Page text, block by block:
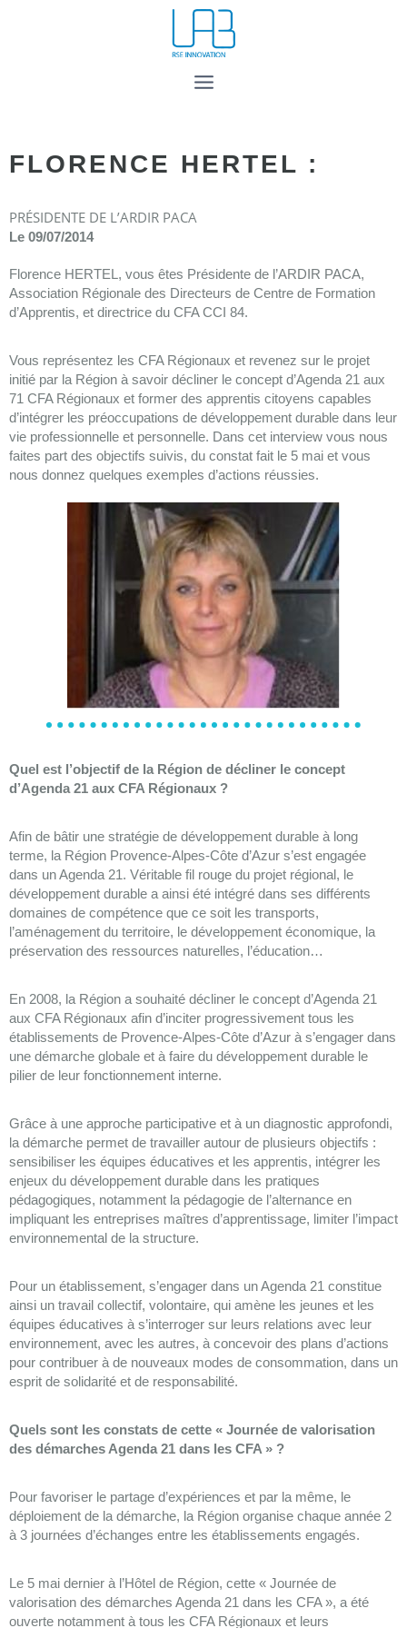
FLORENCE HERTEL :
PRÉSIDENTE DE L’ARDIR PACA
Le 09/07/2014
Florence HERTEL, vous êtes Présidente de l’ARDIR PACA,
Association Régionale des Directeurs de Centre de Formation
d’Apprentis, et directrice du CFA CCI 84.
Vous représentez les CFA Régionaux et revenez sur le projet
initié par la Région à savoir décliner le concept d’Agenda 21 aux
71 CFA Régionaux et former des apprentis citoyens capables
d’intégrer les préoccupations de développement durable dans leur
vie professionnelle et personnelle. Dans cet interview vous nous
faites part des objectifs suivis, du constat fait le 5 mai et vous
nous donnez quelques exemples d’actions réussies.
Quel est l’objectif de la Région de décliner le concept
d’Agenda 21 aux CFA Régionaux ?
Afin de bâtir une stratégie de développement durable à long
terme, la Région Provence-Alpes-Côte d’Azur s’est engagée
dans un Agenda 21. Véritable fil rouge du projet régional, le
développement durable a ainsi été intégré dans ses différents
domaines de compétence que ce soit les transports,
l’aménagement du territoire, le développement économique, la
préservation des ressources naturelles, l’éducation…
En 2008, la Région a souhaité décliner le concept d’Agenda 21
aux CFA Régionaux afin d’inciter progressivement tous les
établissements de Provence-Alpes-Côte d’Azur à s’engager dans
une démarche globale et à faire du développement durable le
pilier de leur fonctionnement interne.
Grâce à une approche participative et à un diagnostic approfondi,
la démarche permet de travailler autour de plusieurs objectifs :
sensibiliser les équipes éducatives et les apprentis, intégrer les
enjeux du développement durable dans les pratiques
pédagogiques, notamment la pédagogie de l’alternance en
impliquant les entreprises maîtres d’apprentissage, limiter l’impact
environnemental de la structure.
Pour un établissement, s’engager dans un Agenda 21 constitue
ainsi un travail collectif, volontaire, qui amène les jeunes et les
équipes éducatives à s’interroger sur leurs relations avec leur
environnement, avec les autres, à concevoir des plans d’actions
pour contribuer à de nouveaux modes de consommation, dans un
esprit de solidarité et de responsabilité.
Quels sont les constats de cette « Journée de valorisation
des démarches Agenda 21 dans les CFA » ?
Pour favoriser le partage d’expériences et par la même, le
déploiement de la démarche, la Région organise chaque année 2
à 3 journées d’échanges entre les établissements engagés.
Le 5 mai dernier à l’Hôtel de Région, cette « Journée de
valorisation des démarches Agenda 21 dans les CFA », a été
ouverte notamment à tous les CFA Régionaux et leurs